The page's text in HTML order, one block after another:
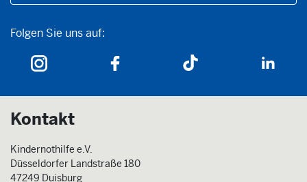
Folgen Sie uns auf:
Folgen Sie uns auf:
Kontakt
Kindernothilfe e.V.
Düsseldorfer Landstraße 180
47249 Duisburg